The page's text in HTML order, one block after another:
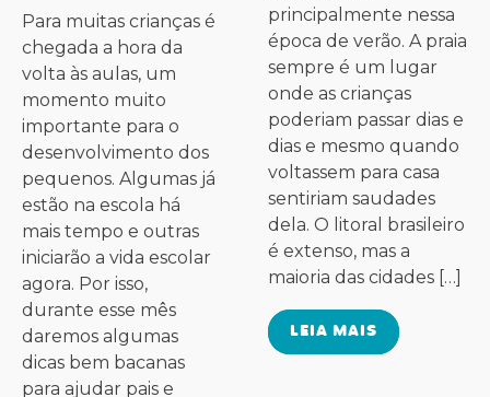
Para muitas crianças é
chegada a hora da
volta às aulas, um
momento muito
importante para o
desenvolvimento dos
pequenos. Algumas já
estão na escola há
mais tempo e outras
iniciarão a vida escolar
agora. Por isso,
durante esse mês
daremos algumas
dicas bem bacanas
para ajudar pais e
principalmente nessa
época de verão. A praia
sempre é um lugar
onde as crianças
poderiam passar dias e
dias e mesmo quando
voltassem para casa
sentiriam saudades
dela. O litoral brasileiro
é extenso, mas a
maioria das cidades […]
LEIA MAIS